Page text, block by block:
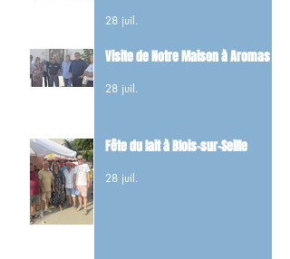
28 juil.
Visite de Notre Maison à Aromas
28 juil.
Fête du lait à Blois-sur-Seille
28 juil.